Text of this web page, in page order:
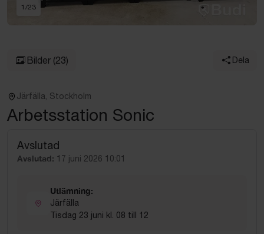
1 /23
Bilder (23) Dela
Järfälla, Stockholm
Arbetsstation Sonic
Avslutad
Avslutad: 17 juni 2026 10:01
Utlämning:
Järfälla
Tisdag 23 juni kl. 08 till 12